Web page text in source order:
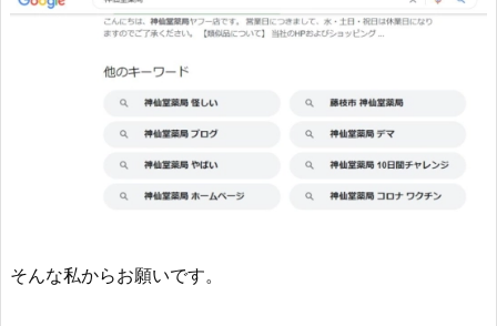
そんな私からお願いです。